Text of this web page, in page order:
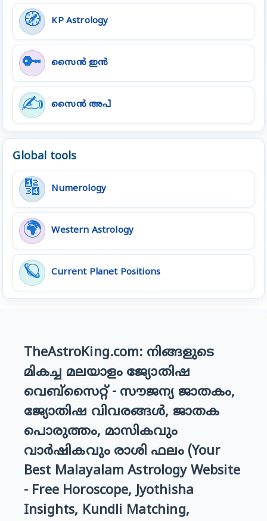
🧭 KP Astrology
🔑 സൈൻ ഇൻ
✍️ സൈൻ അപ്
Global tools
🔢 Numerology
🌍 Western Astrology
🪐 Current Planet Positions
TheAstroKing.com: നിങ്ങളുടെ
മികച്ച മലയാളം ജ്യോതിഷ
വെബ്സൈറ്റ് - സൗജന്യ ജാതകം,
ജ്യോതിഷ വിവരങ്ങൾ, ജാതക
പൊരുത്തം, മാസികവും
വാർഷികവും രാശി ഫലം (Your
Best Malayalam Astrology Website
- Free Horoscope, Jyothisha
Insights, Kundli Matching,